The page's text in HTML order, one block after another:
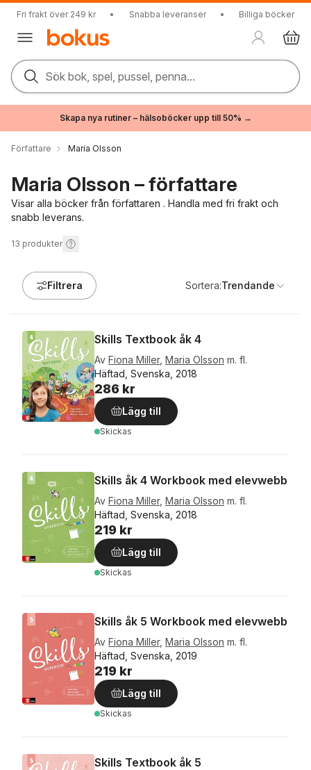
Fri frakt över 249 kr • Snabba leveranser • Billiga böcker
Sök bok, spel, pussel, penna...
Skapa nya rutiner – hälsoböcker upp till 50% →
Författare Maria Olsson
Maria Olsson – författare
Visar alla böcker från författaren . Handla med fri frakt och
snabb leverans.
13 produkter
Filtrera Sortera:Trendande
Skills Textbook åk 4
Av Fiona Miller, Maria Olsson m. fl.
Häftad, Svenska, 2018
286 kr
Lägg till
Skickas
Skills åk 4 Workbook med elevwebb
Av Fiona Miller, Maria Olsson m. fl.
Häftad, Svenska, 2018
219 kr
Lägg till
Skickas
Skills åk 5 Workbook med elevwebb
Av Fiona Miller, Maria Olsson m. fl.
Häftad, Svenska, 2019
219 kr
Lägg till
Skickas
Skills Textbook åk 5